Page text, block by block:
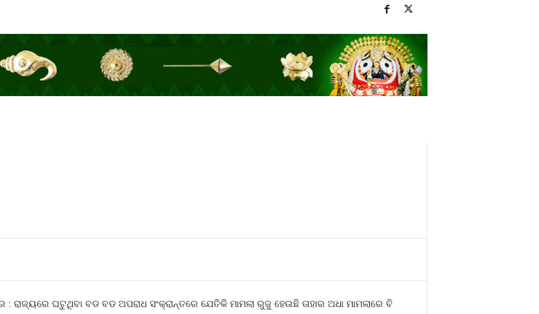
ରାଜ୍ୟରେ ଘଟୁଥିବା ବଡ ବଡ ଅପରାଧ ସଂକ୍ରାନ୍ତରେ ଯେତିକି ମାମଲା ରୁଜୁ ହେଉଛି ତାହାର ଅଧା ମାମଲାରେ ବି